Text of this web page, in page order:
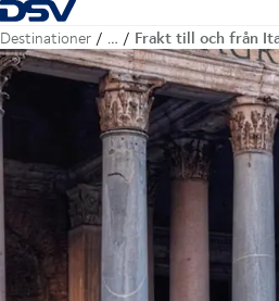
Tillbaka till hemsidan
Destinationer … Frakt till och från